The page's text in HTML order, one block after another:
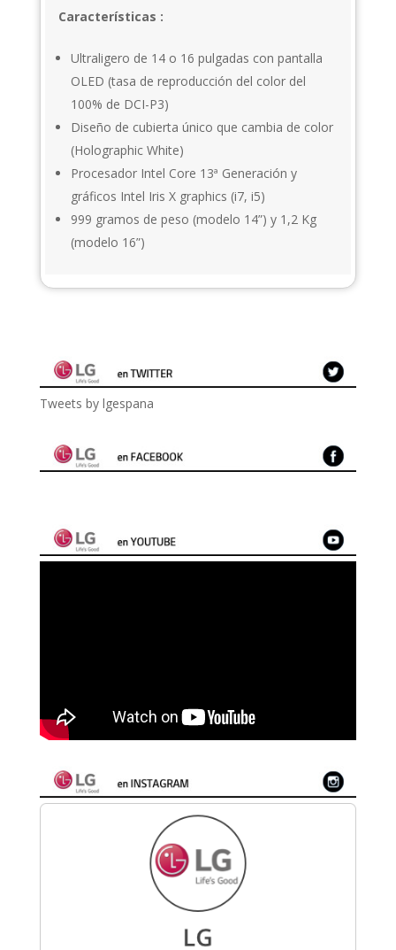
Características :
Ultraligero de 14 o 16 pulgadas con pantalla
OLED (tasa de reproducción del color del
100% de DCI-P3)
Diseño de cubierta único que cambia de color
(Holographic White)
Procesador Intel Core 13ª Generación y
gráficos Intel Iris X graphics (i7, i5)
999 gramos de peso (modelo 14”) y 1,2 Kg
(modelo 16”)
Tweets by lgespana